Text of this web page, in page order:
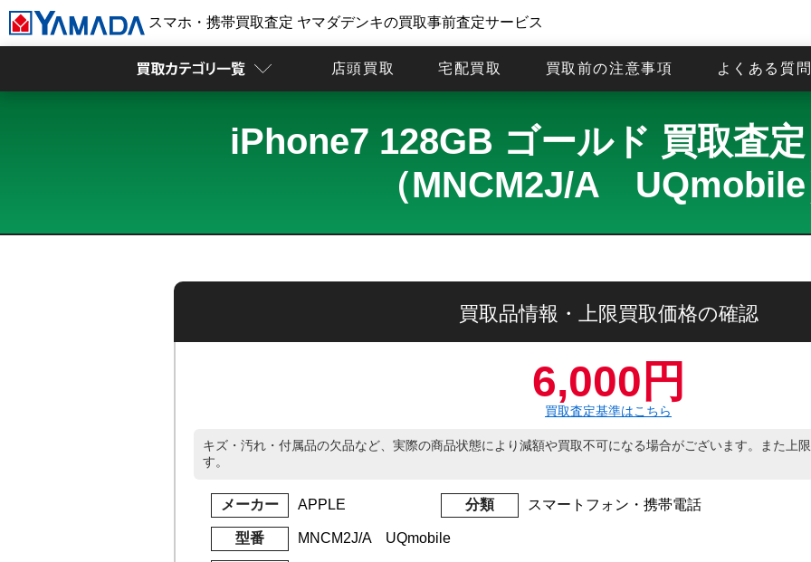
スマホ・携帯買取査定 ヤマダデンキの買取事前査定サービス
店頭買取 宅配買取 買取前の注意事項 よくある質
iPhone7 128GB ゴールド 買取査
（MNCM2J/A
買取品情報・上限買取価格の確認
6,000円
買取査定基準はこちら
キズ・汚れ・付属品の欠品など、実際の商品状態により減額や買取不可になる場合がございます。また上
す。
メーカー APPLE 分類 スマートフォン・携帯電話
型番 MNCM2J/A UQmobile